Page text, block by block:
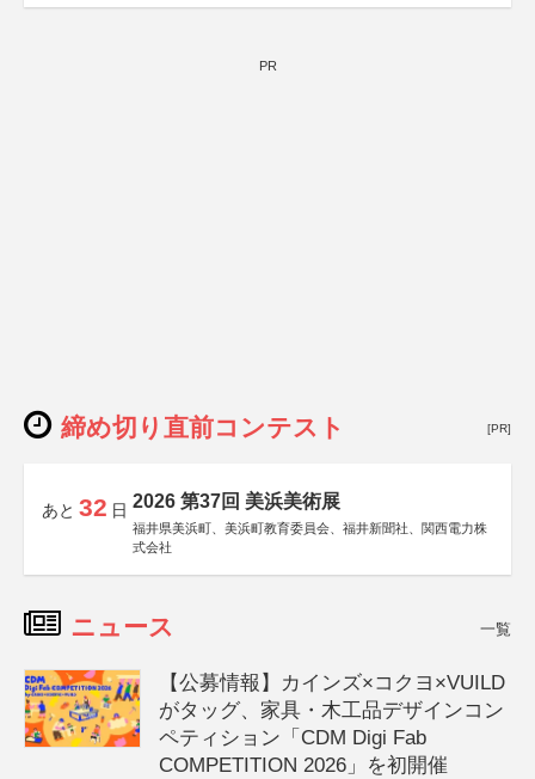
PR
締め切り直前コンテスト [PR]
あと 32 日 2026 第37回 美浜美術展
福井県美浜町、美浜町教育委員会、福井新聞社、関西電力株
式会社
ニュース 一覧
【公募情報】カインズ×コクヨ×VUILD
がタッグ、家具・木工品デザインコン
ペティション「CDM Digi Fab
COMPETITION 2026」を初開催